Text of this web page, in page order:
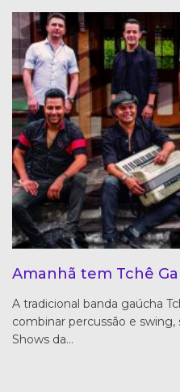
Amanhã tem Tchê
A tradicional banda gaúcha
combinar percussão e swing,
Shows da…